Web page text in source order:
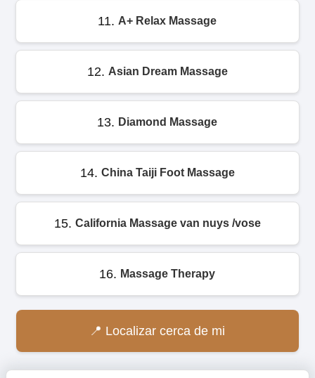
11. A+ Relax Massage
12. Asian Dream Massage
13. Diamond Massage
14. China Taiji Foot Massage
15. California Massage van nuys /vose
16. Massage Therapy
Localizar cerca de mi